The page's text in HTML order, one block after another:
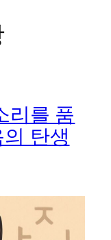
리를 품
탄생